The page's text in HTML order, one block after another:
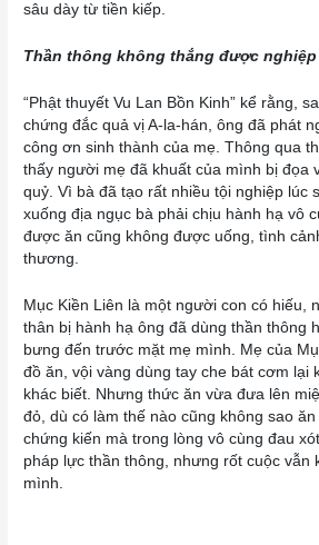
sâu dày từ tiền kiếp.
Thần thông không thắng được
“Phật thuyết Vu Lan Bồn Kinh” kể rằng,
chứng đắc quả vị A-la-hán, ông đã phát
công ơn sinh thành của mẹ. Thông qua
thấy người mẹ đã khuất của mình bị đọa
quỷ. Vì bà đã tạo rất nhiều tội nghiệp lúc
xuống địa ngục bà phải chịu hành hạ vô
được ăn cũng không được uống, tình
thương.
Mục Kiền Liên là một người con có hiếu,
thân bị hành hạ ông đã dùng thần thông
bưng đến trước mặt mẹ mình. Mẹ của
đồ ăn, vội vàng dùng tay che bát cơm lại
khác biết. Nhưng thức ăn vừa đưa lên
đỏ, dù có làm thế nào cũng không sao
chứng kiến mà trong lòng vô cùng đau
pháp lực thần thông, nhưng rốt cuộc vẫn
mình.